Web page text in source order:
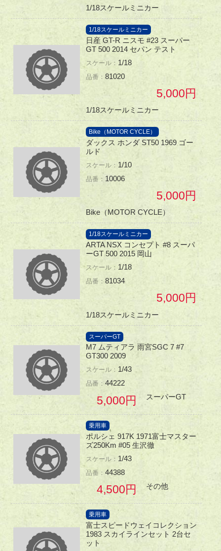
1/18スケールミニカー
1/18スケールミニカー
日産 GT-R ニスモ #23 スーパー
GT 500 2014 セパン テスト
1/18
81020
5,000
1/18スケールミニカー
Bike（MOTOR CYCLE）
ダックス ホンダ ST50 1969 ゴー
ルド
1/10
10006
5,000
Bike（MOTOR CYCLE）
1/18スケールミニカー
ARTA NSX コンセプト #8 スーパ
ーGT 500 2015 岡山
1/18
81034
5,000
1/18スケールミニカー
スーパーGT
M7 ムティアラ 雨宮SGC 7 #7
GT300 2009
1/43
44222
5,000 スーパーGT
乗用車
ポルシェ 917K 1971富士マスター
ズ250Km #05 生沢徹
1/43
44388
4,500 その他
乗用車
富士スピードウェイコレクション
1983 スカイラインセット 2台セ
ット